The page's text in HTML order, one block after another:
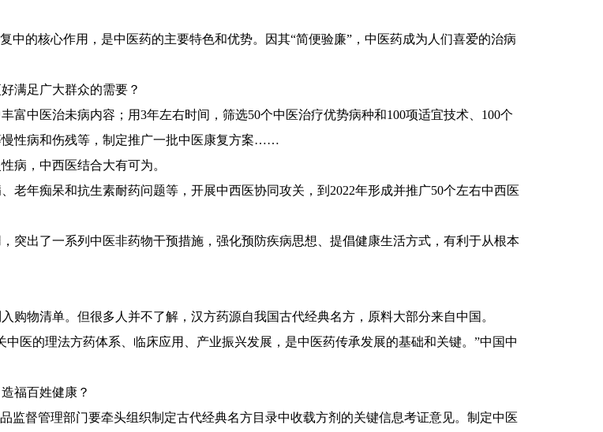
的核心作用，是中医药的主要特色和优势。因其“简便验廉”，中医药成为人们喜爱的治病
满足广大群众的需要？
中医治未病内容；用3年左右时间，筛选50个中医治疗优势病种和100项适宜技术、100个
性病和伤残等，制定推广一批中医康复方案……
，中西医结合大有可为。
年痴呆和抗生素耐药问题等，开展中西医协同攻关，到2022年形成并推广50个左右中西医
出了一系列中医非药物干预措施，强化预防疾病思想、提倡健康生活方式，有利于从根本
清单。但很多人并不了解，汉方药源自我国古代经典名方，原料大部分来自中国。
的理法方药体系、临床应用、产业振兴发展，是中医药传承发展的基础和关键。”中国中
福百姓健康？
督管理部门要牵头组织制定古代经典名方目录中收载方剂的关键信息考证意见。制定中医